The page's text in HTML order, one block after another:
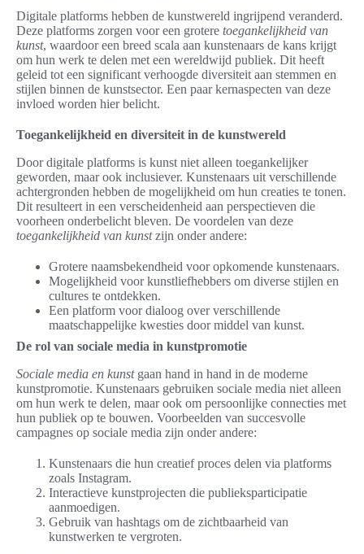
Digitale platforms hebben de kunstwereld ingrijpend veranderd.
Deze platforms zorgen voor een grotere toegankelijkheid van
kunst, waardoor een breed scala aan kunstenaars de kans krijgt
om hun werk te delen met een wereldwijd publiek. Dit heeft
geleid tot een significant verhoogde diversiteit aan stemmen en
stijlen binnen de kunstsector. Een paar kernaspecten van deze
invloed worden hier belicht.
Toegankelijkheid en diversiteit in de kunstwereld
Door digitale platforms is kunst niet alleen toegankelijker
geworden, maar ook inclusiever. Kunstenaars uit verschillende
achtergronden hebben de mogelijkheid om hun creaties te tonen.
Dit resulteert in een verscheidenheid aan perspectieven die
voorheen onderbelicht bleven. De voordelen van deze
toegankelijkheid van kunstzijn onder andere:
Grotere naamsbekendheid voor opkomende kunstenaars.
Mogelijkheid voor kunstliefhebbers om diverse stijlen en
cultures te ontdekken.
Een platform voor dialoog over verschillende
maatschappelijke kwesties door middel van kunst.
De rol van sociale media in kunstpromotie
Sociale media en kunstgaan hand in hand in de moderne
kunstpromotie. Kunstenaars gebruiken sociale media niet alleen
om hun werk te delen, maar ook om persoonlijke connecties met
hun publiek op te bouwen. Voorbeelden van succesvolle
campagnes op sociale media zijn onder andere:
Kunstenaars die hun creatief proces delen via platforms
zoals Instagram.
Interactieve kunstprojecten die publieksparticipatie
aanmoedigen.
Gebruik van hashtags om de zichtbaarheid van
kunstwerken te vergroten.